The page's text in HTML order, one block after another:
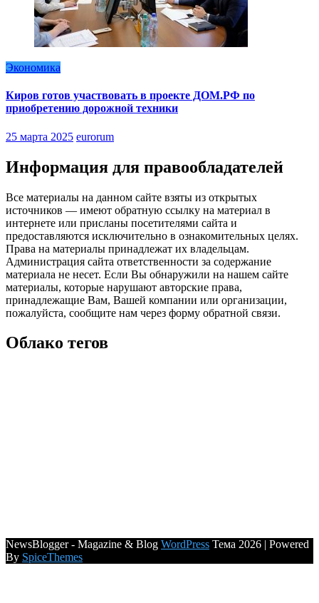
Экономика
Киров готов участвовать в проекте ДОМ.РФ по
приобретению дорожной техники
25 марта 2025 eurorum
Информация для правообладателей
Все материалы на данном сайте взяты из открытых
источников — имеют обратную ссылку на материал в
интернете или присланы посетителями сайта и
предоставляются исключительно в ознакомительных целях.
Права на материалы принадлежат их владельцам.
Администрация сайта ответственности за содержание
материала не несет. Если Вы обнаружили на нашем сайте
материалы, которые нарушают авторские права,
принадлежащие Вам, Вашей компании или организации,
пожалуйста, сообщите нам через форму обратной связи.
Облако тегов
NewsBlogger - Magazine & Blog WordPress Тема 2026 | Powered
By SpiceThemes